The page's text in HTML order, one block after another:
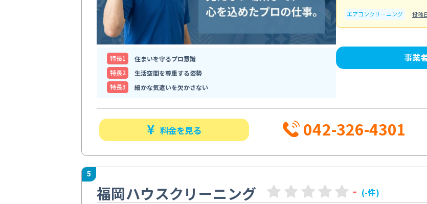
特⻑1
住まいを守るプロ意識
特⻑2
生活空間を尊重する姿勢
特⻑3
細かな気遣いを欠かさない
エアコンクリーニング 投稿
事業
料金を見る 042-326-4301
5
福岡ハウスクリーニング - (-件)